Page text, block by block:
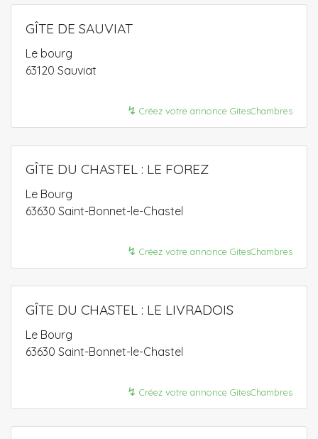
GÎTE DE SAUVIAT
Le bourg
63120 Sauviat
↯ Créez votre annonce GitesChambres
GÎTE DU CHASTEL : LE FOREZ
Le Bourg
63630 Saint-Bonnet-le-Chastel
↯ Créez votre annonce GitesChambres
GÎTE DU CHASTEL : LE LIVRADOIS
Le Bourg
63630 Saint-Bonnet-le-Chastel
↯ Créez votre annonce GitesChambres